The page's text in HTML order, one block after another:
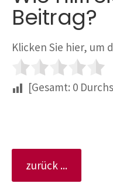
Beitrag?
Klicken Sie hier, um
[Gesamt: 0
zurück ...